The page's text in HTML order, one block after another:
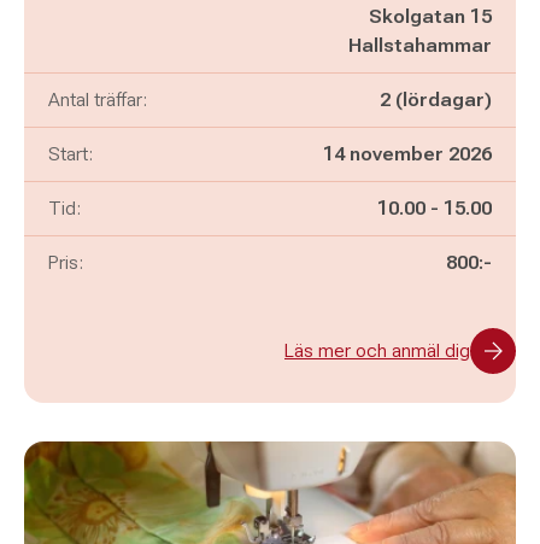
Skolgatan 15
Hallstahammar
Antal träffar: 2 (lördagar)
Start: 14 november 2026
Tid: Pågår mellan
10.00 - och
15.00
Pris: 800:-
Läs mer och anmäl dig